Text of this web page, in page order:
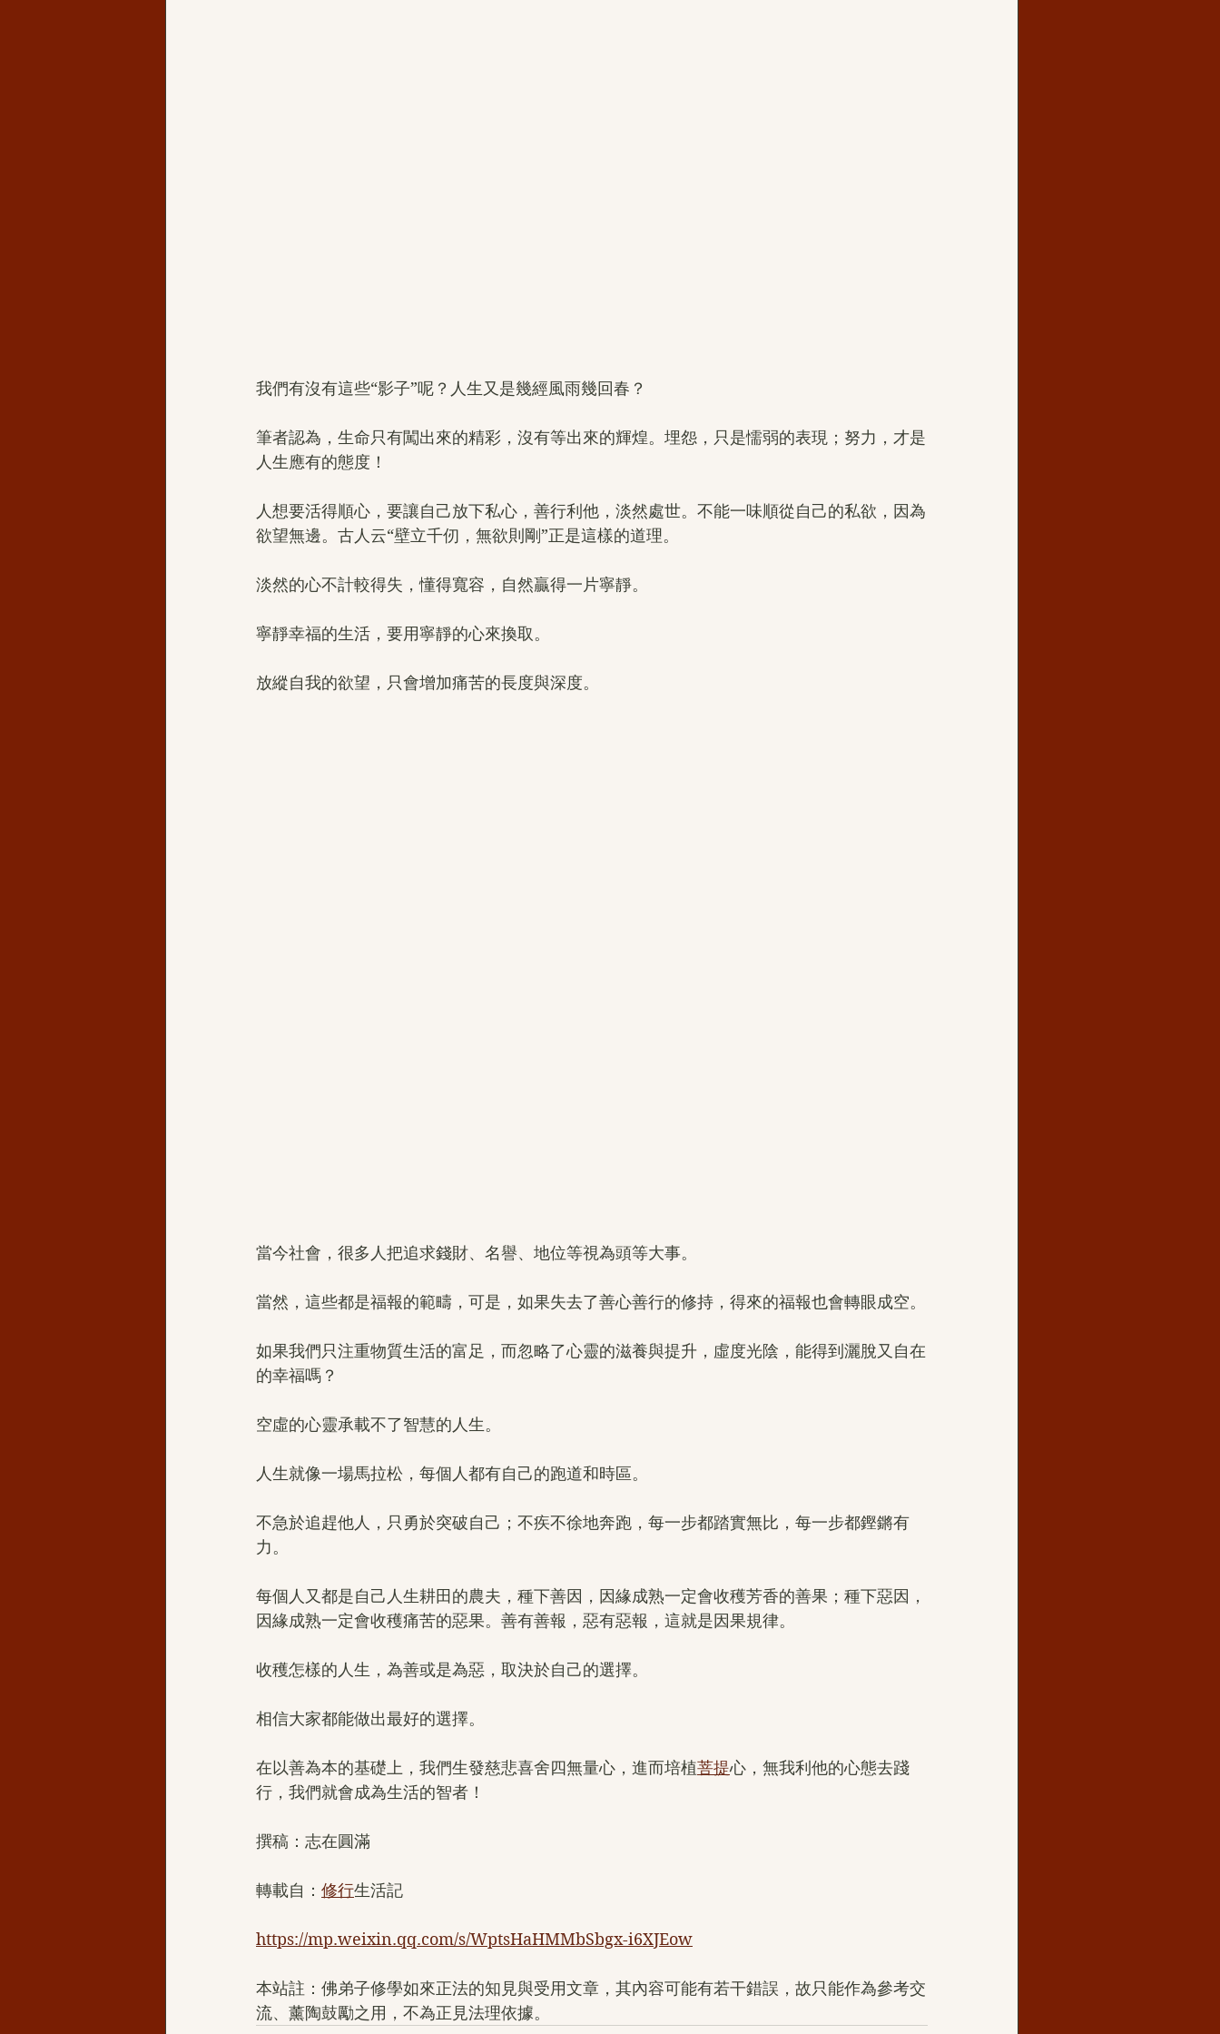
我們有沒有這些“影子”呢？人生又是幾經風雨幾回春？
筆者認為，生命只有闖出來的精彩，沒有等出來的輝煌。埋怨，只是懦弱的表現；努力，才是
人生應有的態度！
人想要活得順心，要讓自己放下私心，善行利他，淡然處世。不能一味順從自己的私欲，因為
欲望無邊。古人云“壁立千仞，無欲則剛”正是這樣的道理。
淡然的心不計較得失，懂得寬容，自然贏得一片寧靜。
寧靜幸福的生活，要用寧靜的心來換取。
放縱自我的欲望，只會增加痛苦的長度與深度。
當今社會，很多人把追求錢財、名譽、地位等視為頭等大事。
當然，這些都是福報的範疇，可是，如果失去了善心善行的修持，得來的福報也會轉眼成空。
如果我們只注重物質生活的富足，而忽略了心靈的滋養與提升，虛度光陰，能得到灑脫又自在
的幸福嗎？
空虛的心靈承載不了智慧的人生。
人生就像一場馬拉松，每個人都有自己的跑道和時區。
不急於追趕他人，只勇於突破自己；不疾不徐地奔跑，每一步都踏實無比，每一步都鏗鏘有
力。
每個人又都是自己人生耕田的農夫，種下善因，因緣成熟一定會收穫芳香的善果；種下惡因，
因緣成熟一定會收穫痛苦的惡果。善有善報，惡有惡報，這就是因果規律。
收穫怎樣的人生，為善或是為惡，取決於自己的選擇。
相信大家都能做出最好的選擇。
在以善為本的基礎上，我們生發慈悲喜舍四無量心，進而培植菩提心，無我利他的心態去踐
行，我們就會成為生活的智者！
撰稿：志在圓滿
轉載自： 修行生活記
https://mp.weixin.qq.com/s/WptsHaHMMbSbgx-i6XJEow
本站註：佛弟子修學如來正法的知見與受用文章，其內容可能有若干錯誤，故只能作為參考交
流、薰陶鼓勵之用，不為正見法理依據。